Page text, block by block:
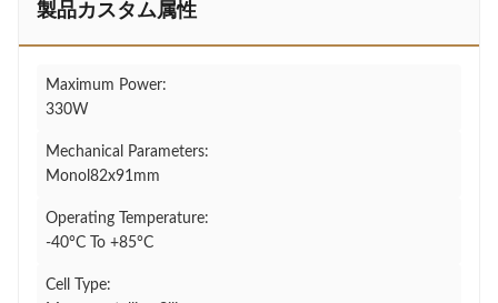
製品カスタム属性
Maximum Power:
330W
Mechanical Parameters:
Monol82x91mm
Operating Temperature:
-40°C To +85°C
Cell Type: